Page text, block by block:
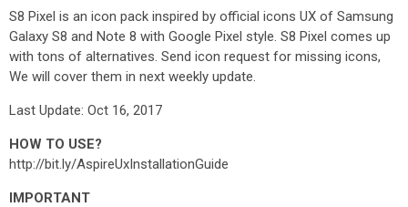
S8 Pixel is an icon pack inspired by official icons UX of Samsung
Galaxy S8 and Note 8 with Google Pixel style. S8 Pixel comes up
with tons of alternatives. Send icon request for missing icons,
We will cover them in next weekly update.
Last Update: Oct 16, 2017
HOW TO USE?
http://bit.ly/AspireUxInstallationGuide
IMPORTANT